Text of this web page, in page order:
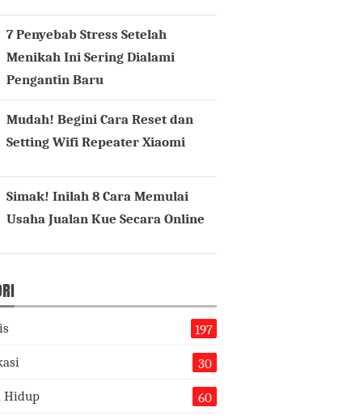
7 Penyebab Stress Setelah
Menikah Ini Sering Dialami
Pengantin Baru
Mudah! Begini Cara Reset dan
Setting Wifi Repeater Xiaomi
Simak! Inilah 8 Cara Memulai
Usaha Jualan Kue Secara Online
197
30
Hidup 60